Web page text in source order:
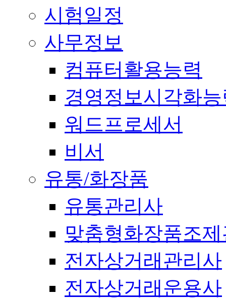
시험일정
사무정보
컴퓨터활용능력
경영정보시각화
워드프로세서
비서
유통/화장품
유통관리사
맞춤형화장품조
전자상거래관리사
전자상거래운용사